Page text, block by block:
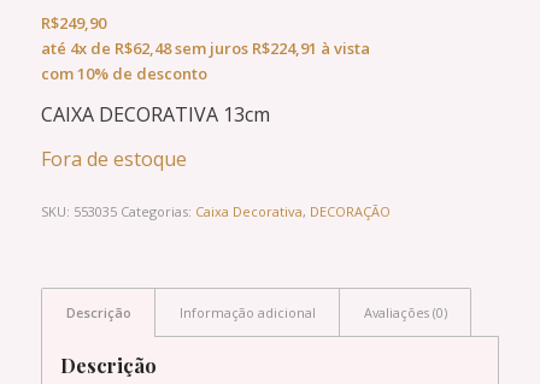
R$249,90
até 4xde R$62,48sem juros R$224,91 à vista
com 10% de desconto
CAIXA DECORATIVA 13cm
Fora de estoque
SKU: 553035 Categorias: Caixa Decorativa, DECORAÇÃO
Descrição Informação adicional Avaliações (0)
Descrição